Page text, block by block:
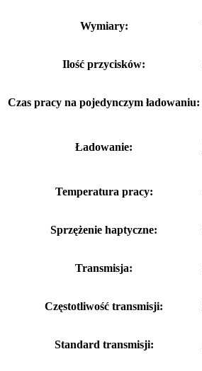
Wymiary:
Ilość przycisków:
Czas pracy na pojedynczym ładowaniu:
Ładowanie:
Temperatura pracy:
Sprzężenie haptyczne:
Transmisja:
Częstotliwość transmisji:
Standard transmisji: